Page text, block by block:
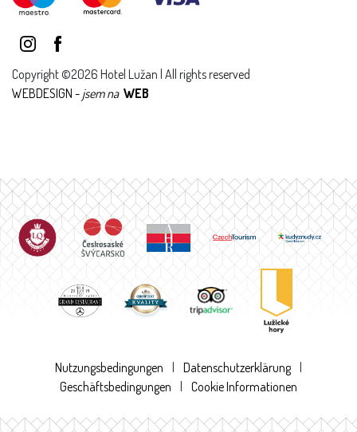
Copyright ©2026 Hotel Lužan | All rights reserved
WEBDESIGN - jsem na WEB
Nutzungsbedingungen | Datenschutzerklärung |
Geschäftsbedingungen | Cookie Informationen